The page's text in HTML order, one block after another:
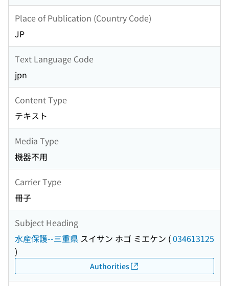
Place of Publication (Country Code)
JP
Text Language Code
jpn
Content Type
テキスト
Media Type
機器不用
Carrier Type
冊子
Subject Heading
水産保護--三重県 スイサン ホゴ ミエケン (034613125
)
Authorities